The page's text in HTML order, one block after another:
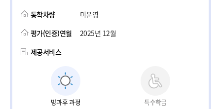
통학차량
미운영
평가(인증)연월
2025년 12월
제공서비스
방과후 과정 특수학급